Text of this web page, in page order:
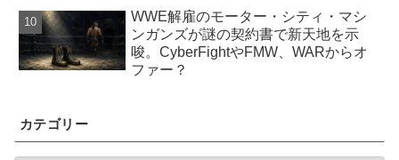
WWE解雇のモーター・シティ・マシ
ンガンズが謎の契約書で新天地を示
唆。CyberFightやFMW、WARからオ
ファー？
カテゴリー